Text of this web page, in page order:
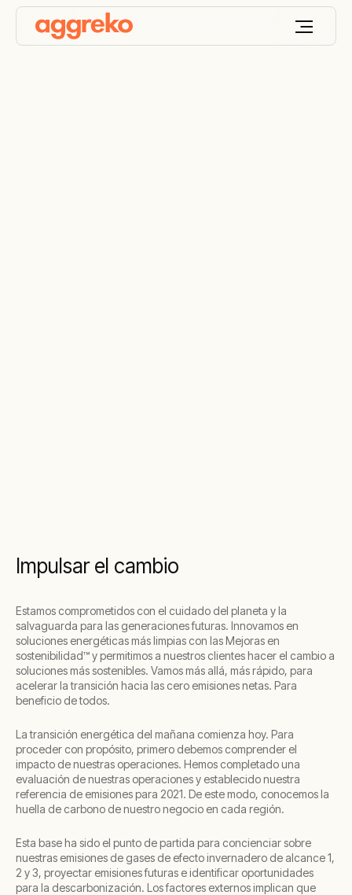
Impulsar el cambio
Estamos comprometidos con el cuidado del planeta y la
salvaguarda para las generaciones futuras. Innovamos en
soluciones energéticas más limpias con las Mejoras en
sostenibilidad™ y permitimos a nuestros clientes hacer el cambio a
soluciones más sostenibles. Vamos más allá, más rápido, para
acelerar la transición hacia las cero emisiones netas. Para
beneficio de todos.
La transición energética del mañana comienza hoy. Para
proceder con propósito, primero debemos comprender el
impacto de nuestras operaciones. Hemos completado una
evaluación de nuestras operaciones y establecido nuestra
referencia de emisiones para 2021. De este modo, conocemos la
huella de carbono de nuestro negocio en cada región.
Esta base ha sido el punto de partida para concienciar sobre
nuestras emisiones de gases de efecto invernadero de alcance 1,
2 y 3, proyectar emisiones futuras e identificar oportunidades
para la descarbonización. Los factores externos implican que